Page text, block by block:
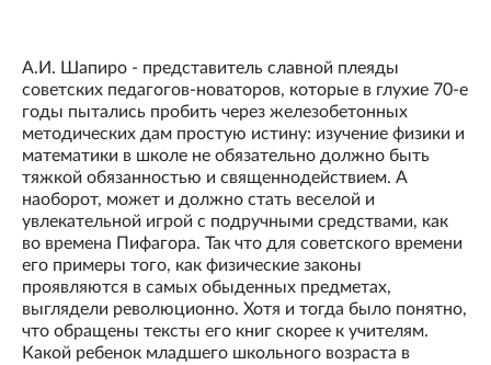
А.И. Шапиро - представитель славной плеяды
советских педагогов-новаторов, которые в глухие 70-е
годы пытались пробить через железобетонных
методических дам простую истину: изучение физики и
математики в школе не обязательно должно быть
тяжкой обязанностью и священнодействием. А
наоборот, может и должно стать веселой и
увлекательной игрой с подручными средствами, как
во времена Пифагора. Так что для советского времени
его примеры того, как физические законы
проявляются в самых обыденных предметах,
выглядели революционно. Хотя и тогда было понятно,
что обращены тексты его книг скорее к учителям.
Какой ребенок младшего школьного возраста в